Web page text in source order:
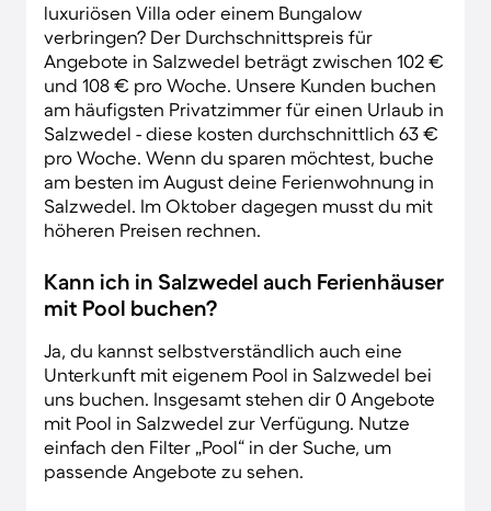
luxuriösen Villa oder einem Bungalow
verbringen? Der Durchschnittspreis für
Angebote in Salzwedel beträgt zwischen 102 €
und 108 € pro Woche. Unsere Kunden buchen
am häufigsten Privatzimmer für einen Urlaub in
Salzwedel - diese kosten durchschnittlich 63 €
pro Woche. Wenn du sparen möchtest, buche
am besten im August deine Ferienwohnung in
Salzwedel. Im Oktober dagegen musst du mit
höheren Preisen rechnen.
Kann ich in Salzwedel auch Ferienhäuser
mit Pool buchen?
Ja, du kannst selbstverständlich auch eine
Unterkunft mit eigenem Pool in Salzwedel bei
uns buchen. Insgesamt stehen dir 0 Angebote
mit Pool in Salzwedel zur Verfügung. Nutze
einfach den Filter „Pool“ in der Suche, um
passende Angebote zu sehen.